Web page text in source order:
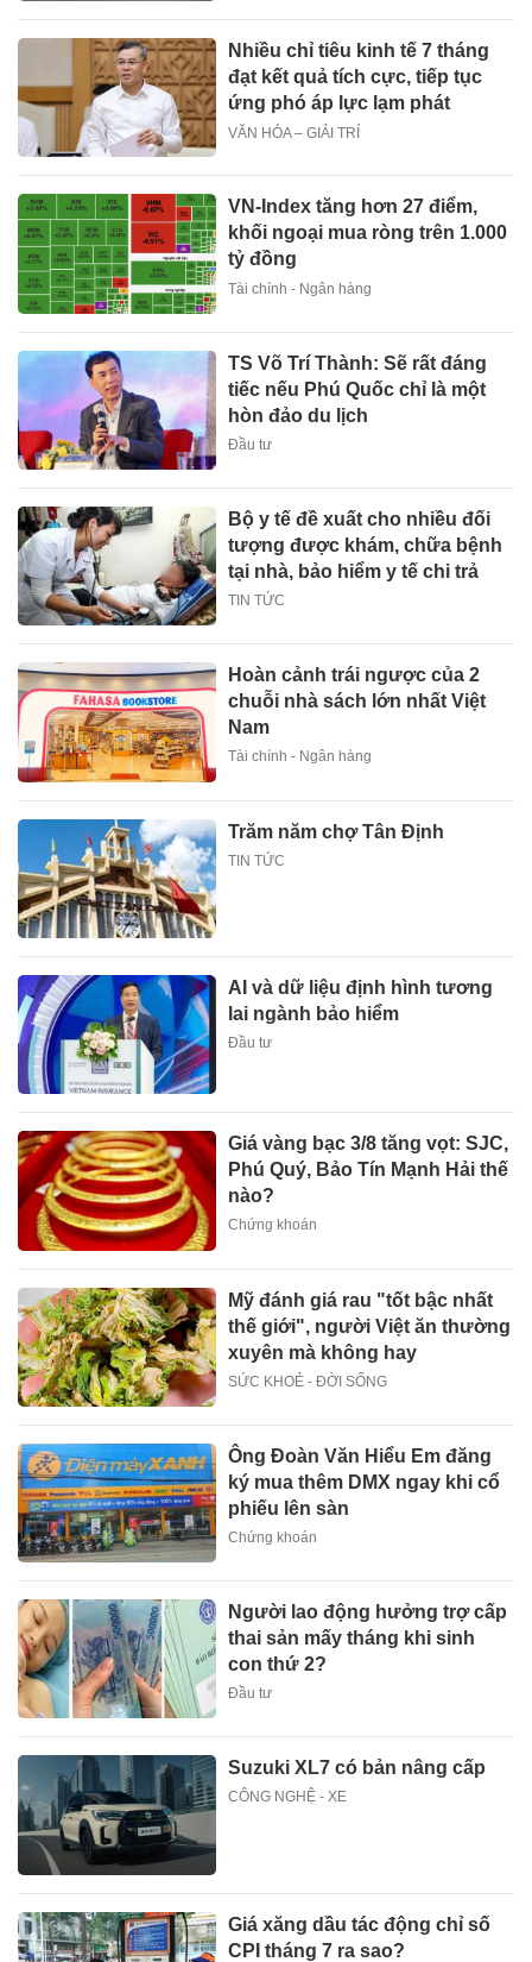
Nhiều chỉ tiêu kinh tế 7 tháng
đạt kết quả tích cực, tiếp tục
ứng phó áp lực lạm phát
VĂN HÓA – GIẢI TRÍ
VN-Index tăng hơn 27 điểm,
khối ngoại mua ròng trên 1.000
tỷ đồng
Tài chính - Ngân hàng
TS Võ Trí Thành: Sẽ rất đáng
tiếc nếu Phú Quốc chỉ là một
hòn đảo du lịch
Đầu tư
Bộ y tế đề xuất cho nhiều đối
tượng được khám, chữa bệnh
tại nhà, bảo hiểm y tế chi trả
TIN TỨC
Hoàn cảnh trái ngược của 2
chuỗi nhà sách lớn nhất Việt
Nam
Tài chính - Ngân hàng
Trăm năm chợ Tân Định
TIN TỨC
AI và dữ liệu định hình tương
lai ngành bảo hiểm
Đầu tư
Giá vàng bạc 3/8 tăng vọt: SJC,
Phú Quý, Bảo Tín Mạnh Hải thế
nào?
Chứng khoán
Mỹ đánh giá rau "tốt bậc nhất
thế giới", người Việt ăn thường
xuyên mà không hay
SỨC KHOẺ - ĐỜI SỐNG
Ông Đoàn Văn Hiểu Em đăng
ký mua thêm DMX ngay khi cổ
phiếu lên sàn
Chứng khoán
Người lao động hưởng trợ cấp
thai sản mấy tháng khi sinh
con thứ 2?
Đầu tư
Suzuki XL7 có bản nâng cấp
CÔNG NGHỆ - XE
Giá xăng dầu tác động chỉ số
CPI tháng 7 ra sao?